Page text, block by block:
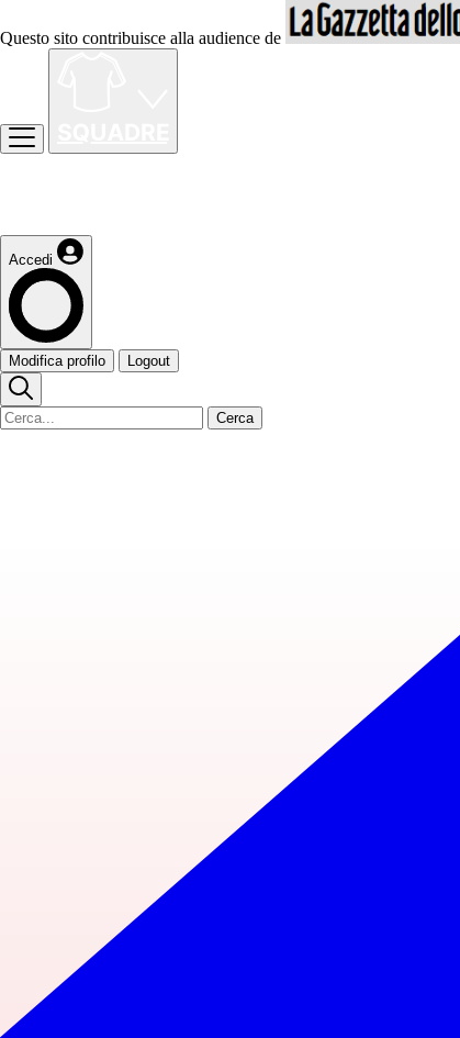
Questo sito contribuisce alla audience de
Accedi
Modifica profilo Logout
Cerca